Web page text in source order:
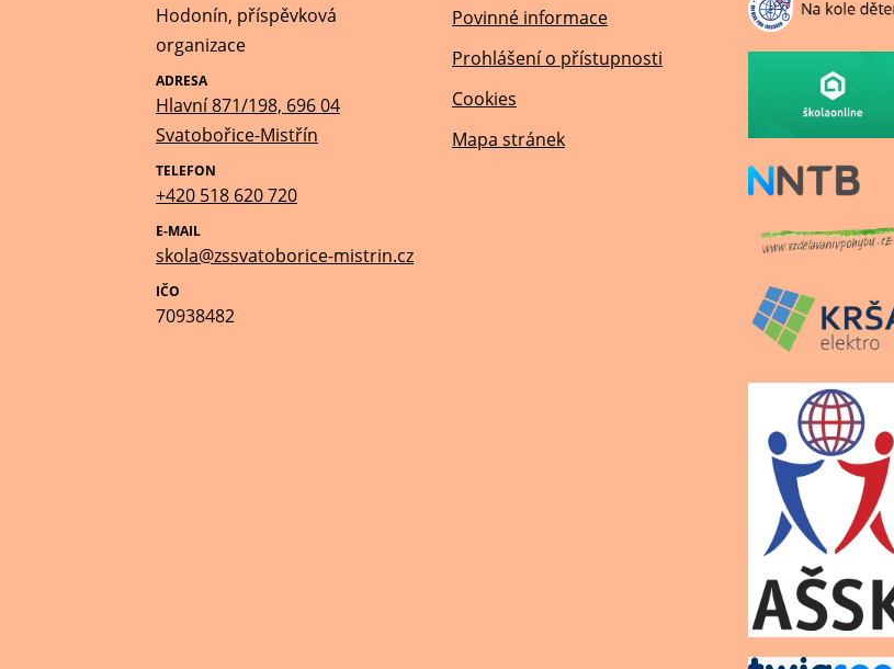
Hodonín, příspěvková
organizace
ADRESA
Hlavní 871/198, 696 04
Svatobořice-Mistřín
TELEFON
+420 518 620 720
E-MAIL
skola@zssvatoborice-mistrin.cz
IČO
70938482
Povinné informace
Prohlášení o přístupnosti
Cookies
Mapa stránek